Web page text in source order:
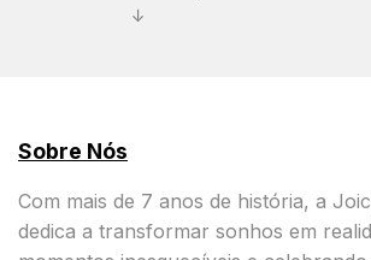
↓
Sobre Nós
Com mais de 7 anos de história, a
dedica a transformar sonhos em